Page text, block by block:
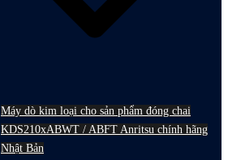
Máy dò kim loại cho sản phẩm đóng chai
KDS210xABWT / ABFT Anritsu chính hãng
Nhật Bản